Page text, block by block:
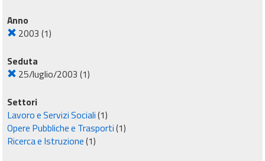
Anno
2003 (1)
Seduta
25/luglio/2003 (1)
Settori
Lavoro e Servizi Sociali(1)
Opere Pubbliche e Trasporti(1)
Ricerca e Istruzione(1)